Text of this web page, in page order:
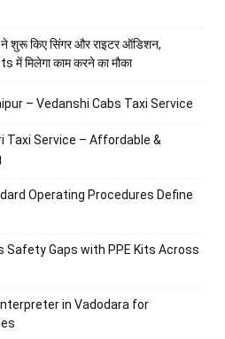
किए सिंगर और राइटर ऑडिशन,
मिलेगा काम करने का मौका
– Vedanshi Cabs Taxi Service
Taxi Service – Affordable &
Operating Procedures Define
Safety Gaps with PPE Kits Across
in Vadodara for